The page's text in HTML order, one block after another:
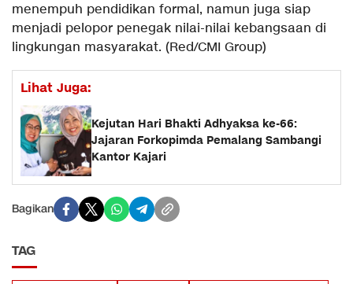
menempuh pendidikan formal, namun juga siap
menjadi pelopor penegak nilai-nilai kebangsaan di
lingkungan masyarakat. (Red/CMI Group)
Lihat Juga:
Kejutan Hari Bhakti Adhyaksa ke-66:
Jajaran Forkopimda Pemalang Sambangi
Kantor Kajari
Bagikan
TAG